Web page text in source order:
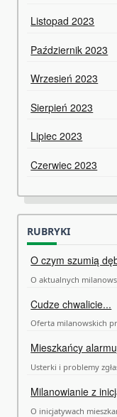
Listopad 2023
Październik 2023
Wrzesień 2023
Sierpień 2023
Lipiec 2023
Czerwiec 2023
RUBRYKI
O czym szumią
O aktualnych
Cudze chwalicie...
Oferta milanowskich
Mieszkańcy
Usterki i problemy
Milanowianie z
O inicjatywach